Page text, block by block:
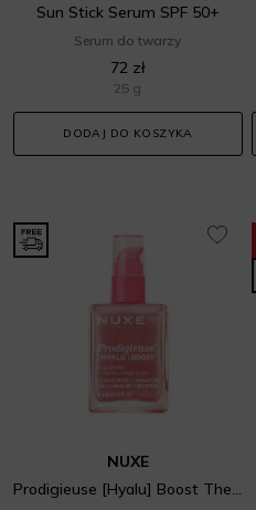
Sun Stick Serum SPF 50+
Serum do twarzy
72 zł
25 g
DODAJ DO KOSZYKA
NUXE
Prodigieuse [Hyalu] Boost The Illuminating Concentrate